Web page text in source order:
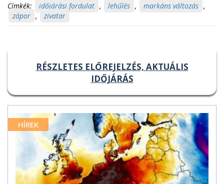
Címkék: időjárási fordulat , lehűlés , markáns változás ,
zápor , zivatar
RÉSZLETES ELŐREJELZÉS, AKTUÁLIS
IDŐJÁRÁS
HÍREK